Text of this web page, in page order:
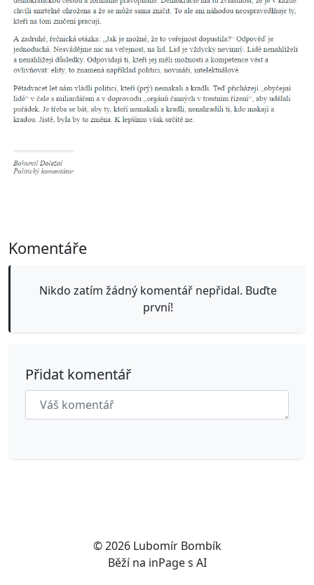
Komentáře
Nikdo zatím žádný komentář nepřidal. Buďte
první!
Přidat komentář
© 2026 Lubomír Bombík
Běží na inPages AI